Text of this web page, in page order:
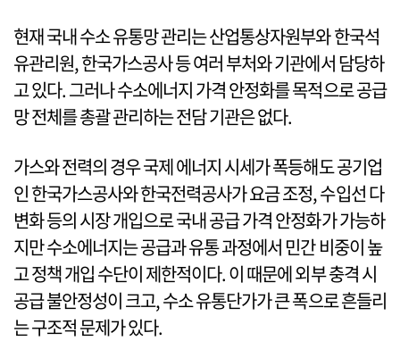
현재 국내 수소 유통망 관리는 산업통상자원부와 한국석
유관리원, 한국가스공사 등 여러 부처와 기관에서 담당하
고 있다. 그러나 수소에너지 가격 안정화를 목적으로 공급
망 전체를 총괄 관리하는 전담 기관은 없다.
가스와 전력의 경우 국제 에너지 시세가 폭등해도 공기업
인 한국가스공사와 한국전력공사가 요금 조정, 수입선 다
변화 등의 시장 개입으로 국내 공급 가격 안정화가 가능하
지만 수소에너지는 공급과 유통 과정에서 민간 비중이 높
고 정책 개입 수단이 제한적이다. 이 때문에 외부 충격 시
공급 불안정성이 크고, 수소 유통단가가 큰 폭으로 흔들리
는 구조적 문제가 있다.